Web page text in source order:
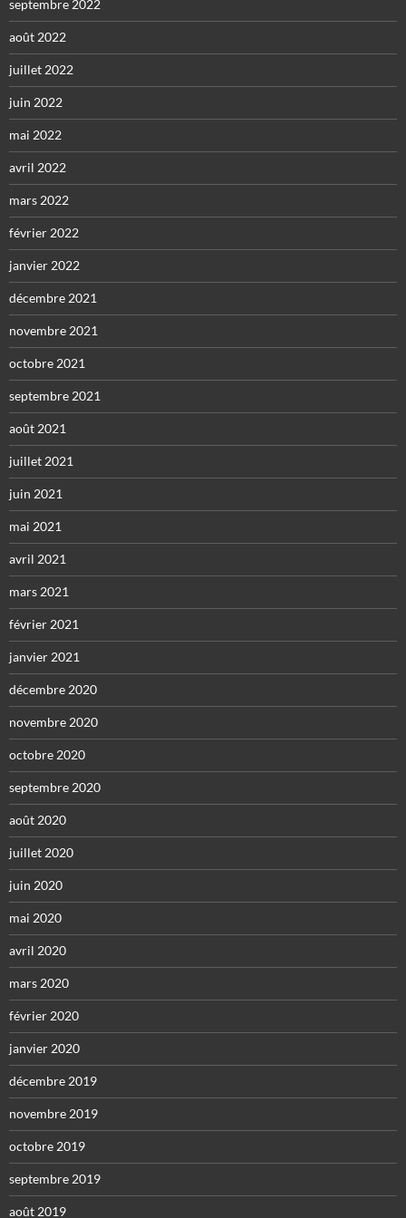
septembre 2022
août 2022
juillet 2022
juin 2022
mai 2022
avril 2022
mars 2022
février 2022
janvier 2022
décembre 2021
novembre 2021
octobre 2021
septembre 2021
août 2021
juillet 2021
juin 2021
mai 2021
avril 2021
mars 2021
février 2021
janvier 2021
décembre 2020
novembre 2020
octobre 2020
septembre 2020
août 2020
juillet 2020
juin 2020
mai 2020
avril 2020
mars 2020
février 2020
janvier 2020
décembre 2019
novembre 2019
octobre 2019
septembre 2019
août 2019